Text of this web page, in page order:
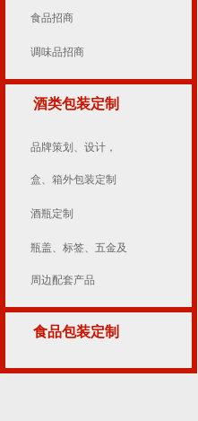
食品招商
调味品招商
酒类包装定制
品牌策划、设计，
盒、箱外包装定制
酒瓶定制
瓶盖、标签、五金及
周边配套产品
食品包装定制